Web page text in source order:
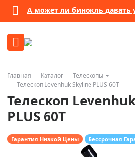
А может ли бинокль давать
Главная Каталог
Телескопы
Телескоп Levenhuk Skyline PLUS 60T
Телескоп
PLUS 60T
Гарантия Низкой Цены Бессрочная